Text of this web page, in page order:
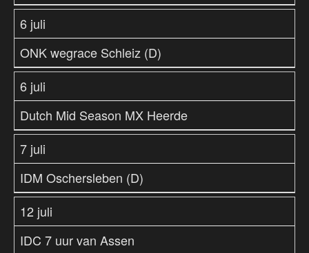
6 juli
ONK wegrace Schleiz (D)
6 juli
Dutch Mid Season MX Heerde
7 juli
IDM Oschersleben (D)
12 juli
IDC 7 uur van Assen